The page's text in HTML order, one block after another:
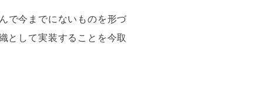
で今までにないものを形づ
として実装することを今取